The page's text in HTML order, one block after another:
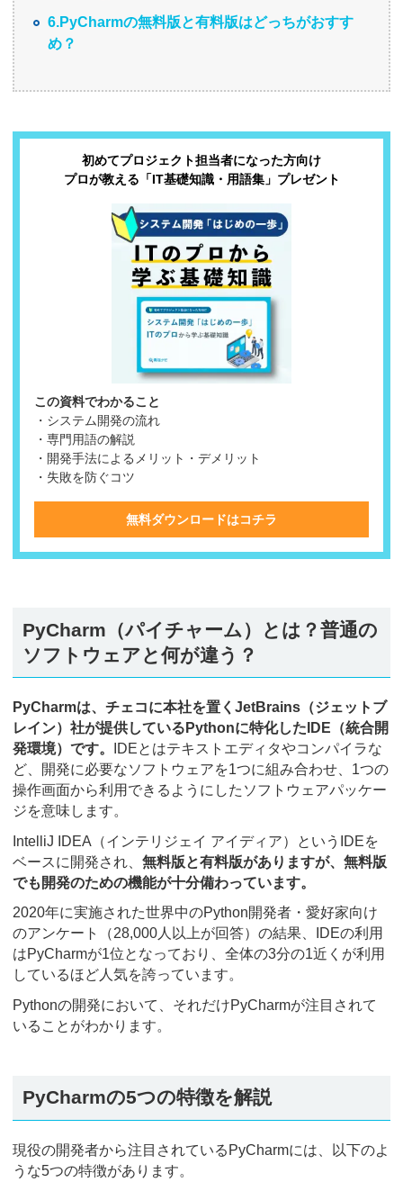
6.PyCharmの無料版と有料版はどっちがおすす
め？
初めてプロジェクト担当者になった方向け
プロが教える「IT基礎知識・用語集」プレゼント
この資料でわかること
・システム開発の流れ
・専門用語の解説
・開発手法によるメリット・デメリット
・失敗を防ぐコツ
無料ダウンロードはコチラ
PyCharm（パイチャーム）とは？普通の
ソフトウェアと何が違う？
PyCharmは、チェコに本社を置くJetBrains（ジェットブ
レイン）社が提供しているPythonに特化したIDE（統合開
発環境）です。
IDEとはテキストエディタやコンパイラな
ど、開発に必要なソフトウェアを1つに組み合わせ、1つの
操作画面から利用できるようにしたソフトウェアパッケー
ジを意味します。
IntelliJ IDEA（インテリジェイ アイディア）というIDEを
ベースに開発され、 無料版と有料版がありますが、無料版
でも開発のための機能が十分備わっています。
2020年に実施された世界中のPython開発者・愛好家向け
のアンケート（28,000人以上が回答）の結果、IDEの利用
はPyCharmが1位となっており、全体の3分の1近くが利用
しているほど人気を誇っています。
Pythonの開発において、それだけPyCharmが注目されて
いることがわかります。
PyCharmの5つの特徴を解説
現役の開発者から注目されているPyCharmには、以下のよ
うな5つの特徴があります。